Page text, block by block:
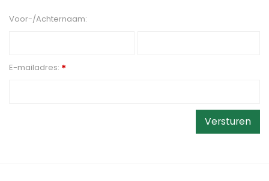
Voor-/Achternaam:
E-mailadres: *